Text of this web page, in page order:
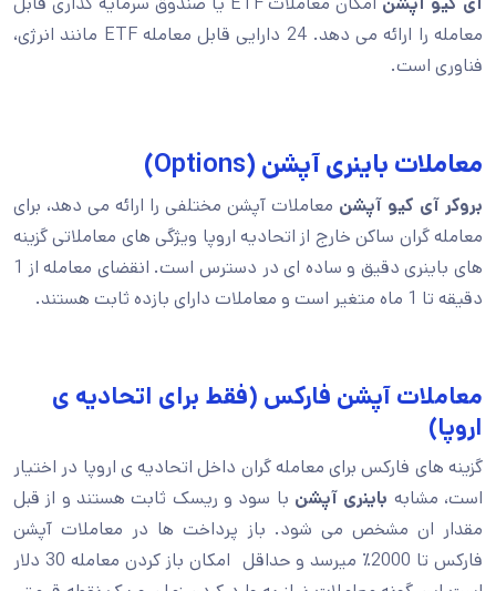
معامله را ارائه می دهد. 24 دارایی قابل معامله ETF مانند انرژی،
فناوری است.
معاملات باینری آپشن (Options)
بروکر آی کیو آپشن معاملات آپشن مختلفی را ارائه می دهد، برای
معامله گران ساکن خارج از اتحادیه اروپا ویژگی های معاملاتی گزینه
های باینری دقیق و ساده ای در دسترس است. انقضای معامله از 1
دقیقه تا 1 ماه متغیر است و معاملات دارای بازده ثابت هستند.
معاملات آپشن فارکس (فقط برای اتحادیه ی
اروپا)
گزینه های فارکس برای معامله گران داخل اتحادیه ی اروپا در اختیار
است، مشابه باینری آپشن با سود و ریسک ثابت هستند و از قبل
مقدار ان مشخص می شود. باز پرداخت ها در معاملات آپشن
فارکس تا 2000٪ میرسد و حداقل امکان باز کردن معامله 30 دلار